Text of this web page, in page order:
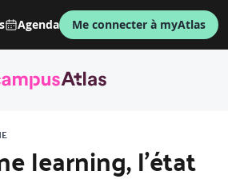
Agenda Me connecter à myAtlas
learning, l'état